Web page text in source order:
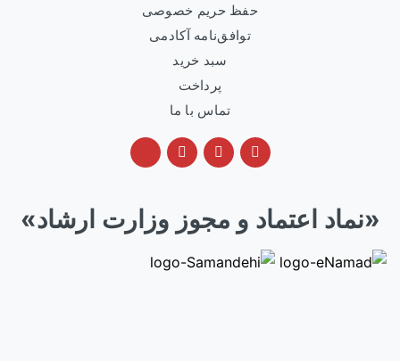
حفظ حریم خصوصی
توافق‌نامه آکادمی
سبد خرید
پرداخت
تماس با ما
«نماد اعتماد و مجوز وزارت ارشاد»